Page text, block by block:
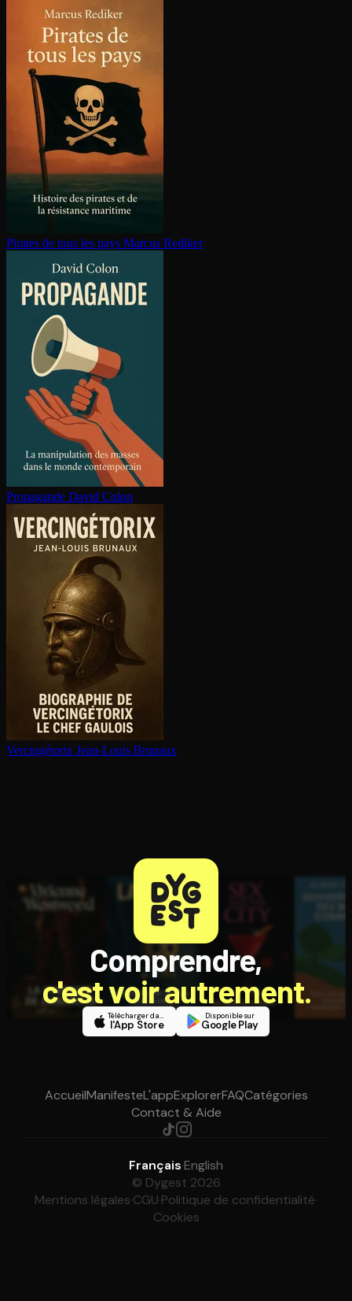
Pirates de tous les pays Marcus Rediker
Propagande David Colon
Ver­cin­gé­to­rix Jean-Louis Brunaux
Comprendre,
c'est voir autrement.
Télécharger dans
l'App Store
Disponible sur
Google Play
AccueilManifesteL'appExplorerFAQCatégories
Contact & Aide
Français·English
© Dygest 2026
Mentions légales·CGU·Politique de confidentialité·
Cookies